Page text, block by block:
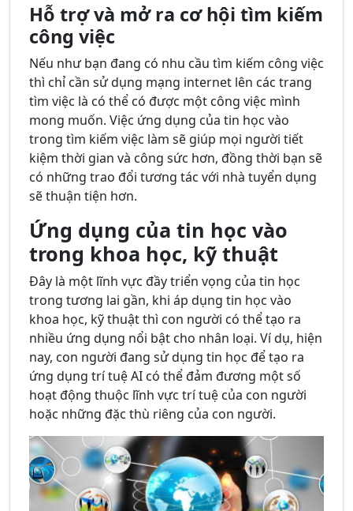
Hỗ trợ và mở ra cơ hội tìm kiếm
công việc
Nếu như bạn đang có nhu cầu tìm kiếm công việc
thì chỉ cần sử dụng mạng internet lên các trang
tìm việc là có thể có được một công việc mình
mong muốn. Việc ứng dụng của tin học vào
trong tìm kiếm việc làm sẽ giúp mọi người tiết
kiệm thời gian và công sức hơn, đồng thời bạn sẽ
có những trao đổi tương tác với nhà tuyển dụng
sẽ thuận tiện hơn.
Ứng dụng của tin học vào
trong khoa học, kỹ thuật
Đây là một lĩnh vực đầy triển vọng của tin học
trong tương lai gần, khi áp dụng tin học vào
khoa học, kỹ thuật thì con người có thể tạo ra
nhiều ứng dụng nổi bật cho nhân loại. Ví dụ, hiện
nay, con người đang sử dụng tin học để tạo ra
ứng dụng trí tuệ AI có thể đảm đương một số
hoạt động thuộc lĩnh vực trí tuệ của con người
hoặc những đặc thù riêng của con người.